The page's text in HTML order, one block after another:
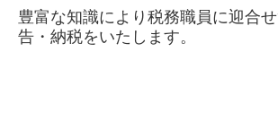
豊富な知識により税務職員に迎合
告・納税をいたします。